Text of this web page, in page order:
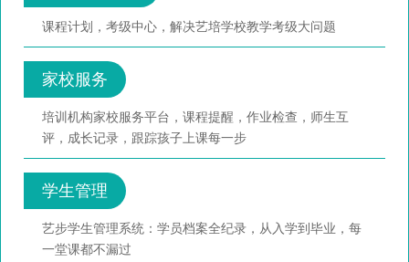
课程计划，考级中心，解决艺培学校教学考级大问题
家校服务
培训机构家校服务平台，课程提醒，作业检查，师生互
评，成长记录，跟踪孩子上课每一步
学生管理
艺步学生管理系统：学员档案全纪录，从入学到毕业，每
一堂课都不漏过